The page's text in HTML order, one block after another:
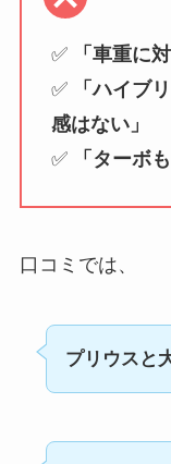
✅
「車重に
✅
「ハイブ
感はない」
✅
「ターボ
口コミでは、
プリウスと